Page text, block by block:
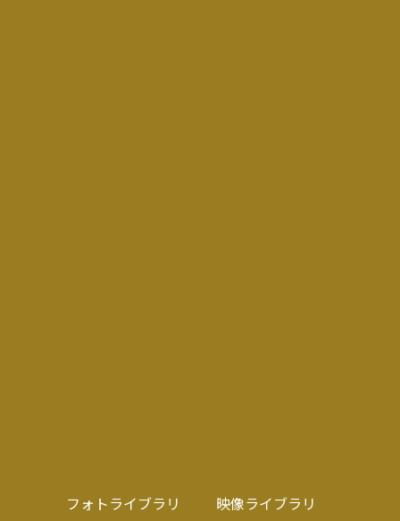
フォトライブラリ
映像ライブラリ